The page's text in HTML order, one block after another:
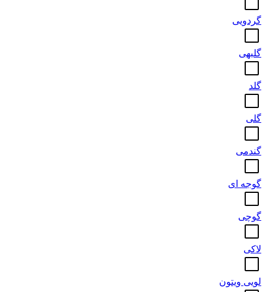
گردویی
گلبهی
گلد
گلی
گندمی
گوجه ای
گوچی
لاکی
لویی ویتون